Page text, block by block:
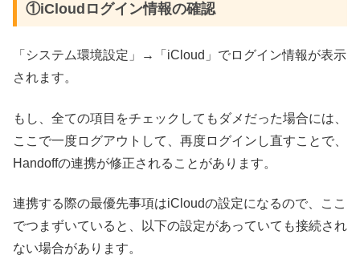
①iCloudログイン情報の確認
「システム環境設定」→「iCloud」でログイン情報が表示
されます。
もし、全ての項目をチェックしてもダメだった場合には、
ここで一度ログアウトして、再度ログインし直すことで、
Handoffの連携が修正されることがあります。
連携する際の最優先事項はiCloudの設定になるので、ここ
でつまずいていると、以下の設定があっていても接続され
ない場合があります。